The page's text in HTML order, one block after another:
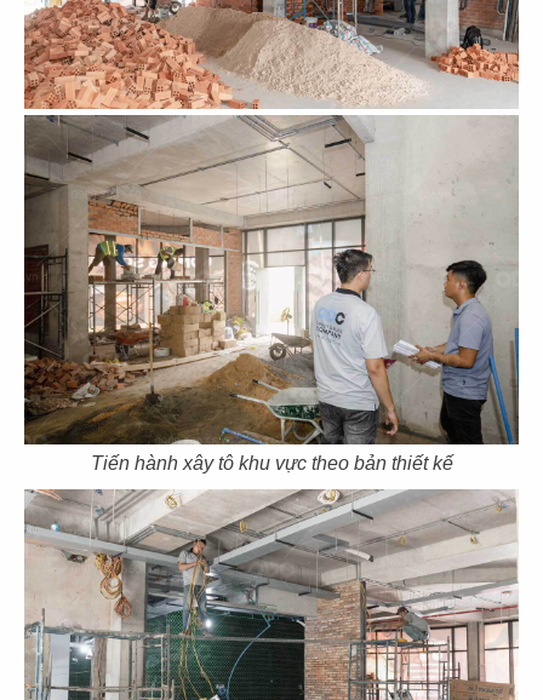
Tiến hành xây tô khu vực theo bản thiết kế
53
BẮC KIM THANG
CN Marina IFC
54
BẮC KIM THANG
CN Thiso Mall Sala
55
BẮC KIM THANG
CN Crescent Mall
56
BẮC KIM THANG
CN Estella Palace
57
SOM TUM THAI
CN Vincom 3/2
58
SOM TUM THAI
CN Vincom Quang Trung